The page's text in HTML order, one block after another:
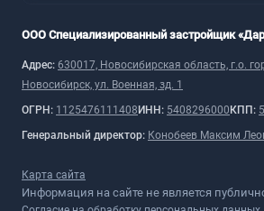
ООО Специализированный застройщик
Адрес: 630017, Новосибирская область, г.о.
Новосибирск, ул. Военная, зд. 1
ОГРН: 1125476111408 ИНН: 5408296000 КПП:
Генеральный директор: Конобеев Максим
Карта сайта
Информация на сайте не является